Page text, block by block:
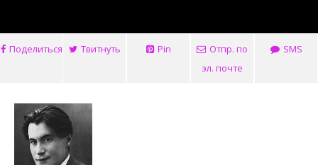
Поделиться Твитнуть Pin
Отпр. по
эл. почте
SMS